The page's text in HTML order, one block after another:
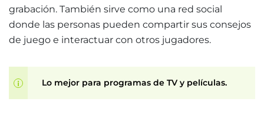
grabación. También sirve como una red social
donde las personas pueden compartir sus consejos
de juego e interactuar con otros jugadores.
Lo mejor para programas de TV y películas.